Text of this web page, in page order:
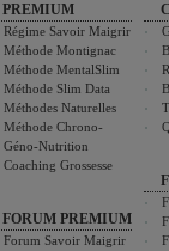
PREMIUM
Régime Savoir Maigrir
Méthode Montignac
Méthode MentalSlim
Méthode Slim Data
Méthodes Naturelles
Méthode Chrono-
Géno-Nutrition
Coaching Grossesse
FORUM PREMIUM
Forum Savoir Maigrir